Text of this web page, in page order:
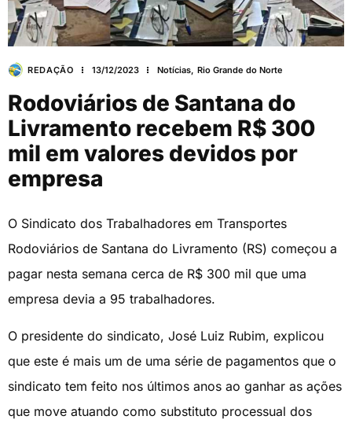
REDAÇÃO 13/12/2023 Notícias, Rio Grande do Norte
Rodoviários de Santana do
Livramento recebem R$ 300
mil em valores devidos por
empresa
O Sindicato dos Trabalhadores em Transportes
Rodoviários de Santana do Livramento (RS) começou a
pagar nesta semana cerca de R$ 300 mil que uma
empresa devia a 95 trabalhadores.
O presidente do sindicato, José Luiz Rubim, explicou
que este é mais um de uma série de pagamentos que o
sindicato tem feito nos últimos anos ao ganhar as ações
que move atuando como substituto processual dos